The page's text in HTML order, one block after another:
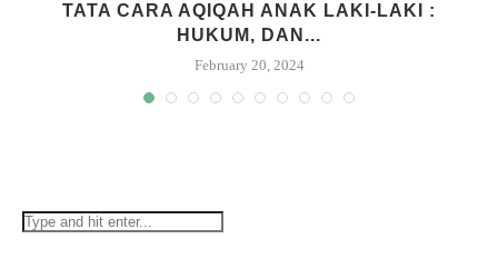
TATA CARA AQIQAH ANAK LAKI-LAKI :
HUKUM, DAN...
February 20, 2024